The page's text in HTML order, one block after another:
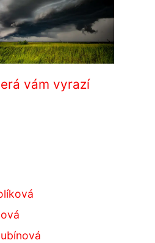
vám vyrazí